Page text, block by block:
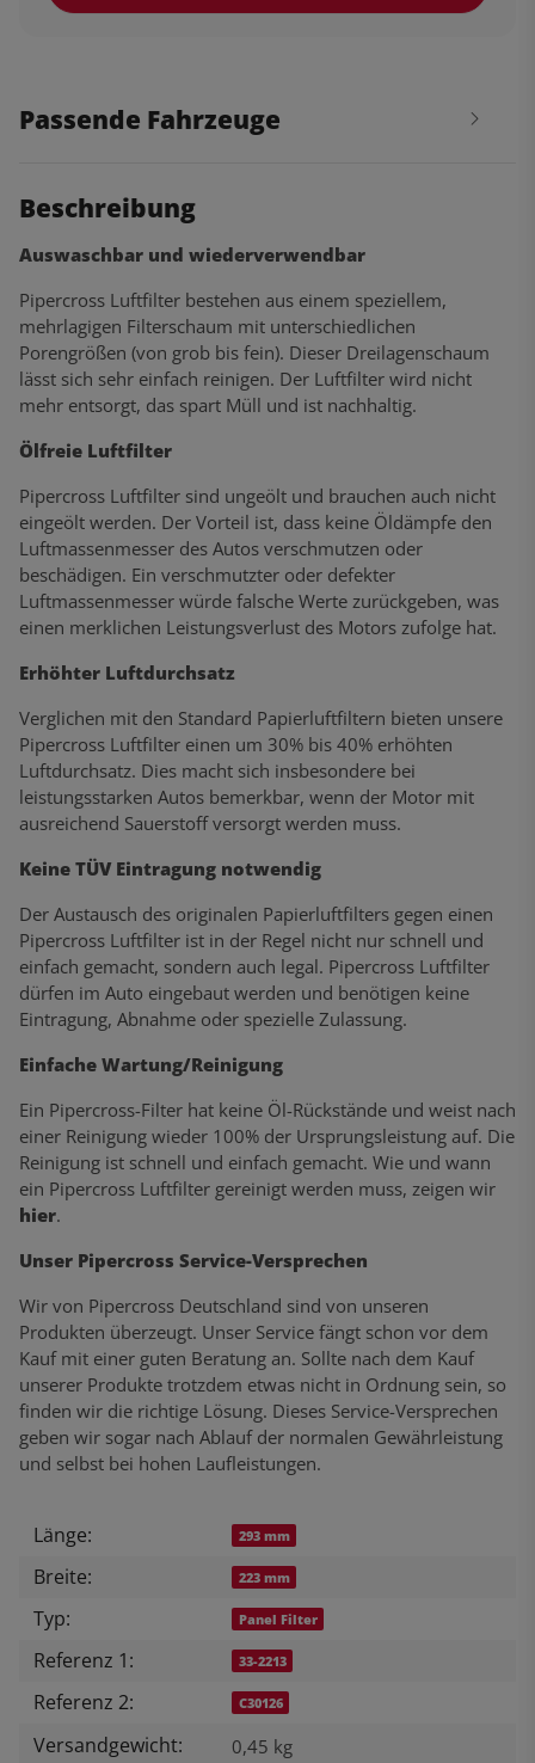
Passende Fahrzeuge
Beschreibung
Auswaschbar und wiederverwendbar
Pipercross Luftfilter bestehen aus einem speziellem,
mehrlagigen Filterschaum mit unterschiedlichen
Porengrößen (von grob bis fein). Dieser Dreilagenschaum
lässt sich sehr einfach reinigen. Der Luftfilter wird nicht
mehr entsorgt, das spart Müll und ist nachhaltig.
Ölfreie Luftfilter
Pipercross Luftfilter sind ungeölt und brauchen auch nicht
eingeölt werden. Der Vorteil ist, dass keine Öldämpfe den
Luftmassenmesser des Autos verschmutzen oder
beschädigen. Ein verschmutzter oder defekter
Luftmassenmesser würde falsche Werte zurückgeben, was
einen merklichen Leistungsverlust des Motors zufolge hat.
Erhöhter Luftdurchsatz
Verglichen mit den Standard Papierluftfiltern bieten unsere
Pipercross Luftfilter einen um 30% bis 40% erhöhten
Luftdurchsatz. Dies macht sich insbesondere bei
leistungsstarken Autos bemerkbar, wenn der Motor mit
ausreichend Sauerstoff versorgt werden muss.
Keine TÜV Eintragung notwendig
Der Austausch des originalen Papierluftfilters gegen einen
Pipercross Luftfilter ist in der Regel nicht nur schnell und
einfach gemacht, sondern auch legal. Pipercross Luftfilter
dürfen im Auto eingebaut werden und benötigen keine
Eintragung, Abnahme oder spezielle Zulassung.
Einfache Wartung/Reinigung
Ein Pipercross-Filter hat keine Öl-Rückstände und weist nach
einer Reinigung wieder 100% der Ursprungsleistung auf. Die
Reinigung ist schnell und einfach gemacht. Wie und wann
ein Pipercross Luftfilter gereinigt werden muss, zeigen wir
hier.
Unser Pipercross Service-Versprechen
Wir von Pipercross Deutschland sind von unseren
Produkten überzeugt. Unser Service fängt schon vor dem
Kauf mit einer guten Beratung an. Sollte nach dem Kauf
unserer Produkte trotzdem etwas nicht in Ordnung sein, so
finden wir die richtige Lösung. Dieses Service-Versprechen
geben wir sogar nach Ablauf der normalen Gewährleistung
und selbst bei hohen Laufleistungen.
Produkteigenschaft
Wert
Länge: 293 mm
Breite: 223 mm
Typ: Panel Filter
Referenz 1: 33-2213
Referenz 2: C30126
Versandgewicht: 0,45 kg